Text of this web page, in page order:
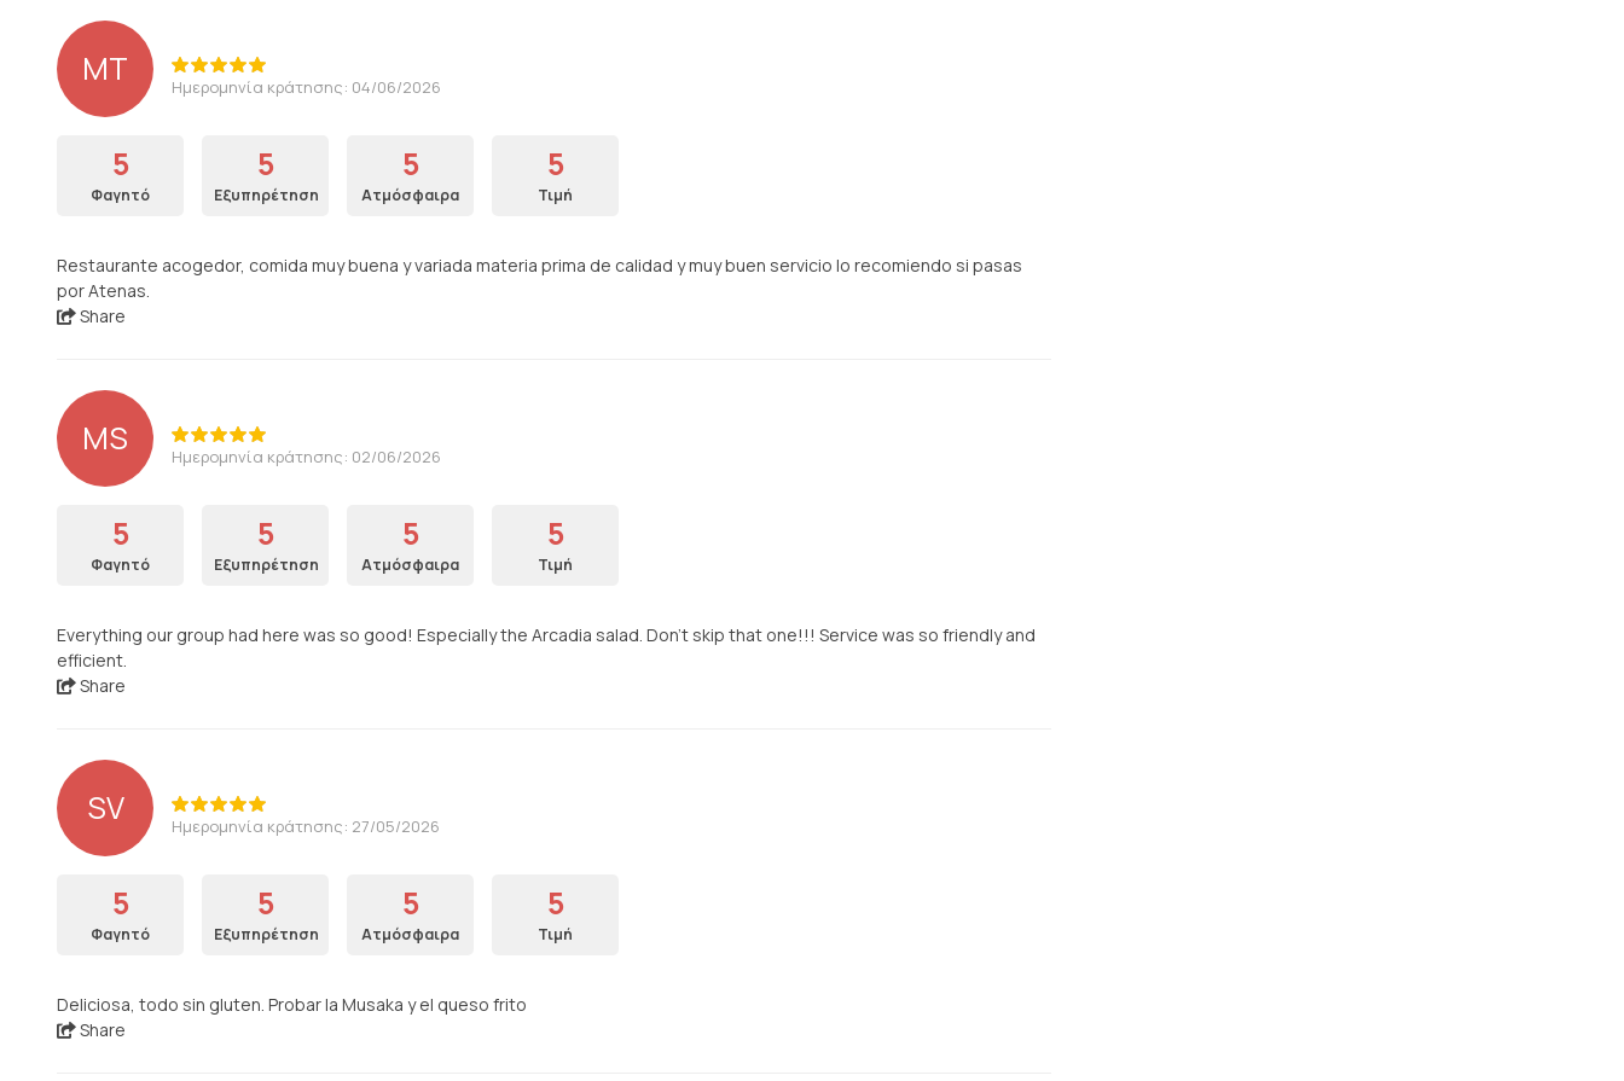
MT Ημερομηνία κράτησης: 04/06/2026
5
Φαγητό
5
Εξυπηρέτηση
5
Ατμόσφαιρα
5
Τιμή
Restaurante acogedor, comida muy buena y variada materia prima de calidad y muy buen servicio lo recomiendo si pasas
por Atenas.
Share
MS Ημερομηνία κράτησης: 02/06/2026
5
Φαγητό
5
Εξυπηρέτηση
5
Ατμόσφαιρα
5
Τιμή
Everything our group had here was so good! Especially the Arcadia salad. Don't skip that one!!! Service was so friendly and
efficient.
Share
SV Ημερομηνία κράτησης: 27/05/2026
5
Φαγητό
5
Εξυπηρέτηση
5
Ατμόσφαιρα
5
Τιμή
Deliciosa, todo sin gluten. Probar la Musaka y el queso frito
Share